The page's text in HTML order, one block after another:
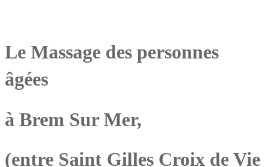
Le Massage des personnes
âgées
à Brem Sur Mer,
(entre Saint Gilles Croix de Vie